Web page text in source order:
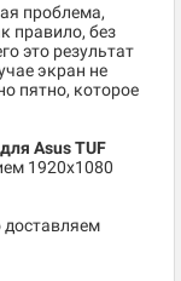
проблема,
правило, без
это результат
экран не
пятно, которое
Asus TUF
1920x1080
доставляем